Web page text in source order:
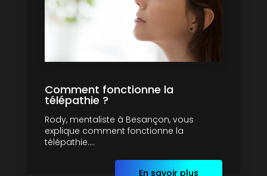
Comment fonctionne la
télépathie ?
Rody, mentaliste à Besançon, vous
explique comment fonctionne la
télépathie....
En savoir plus